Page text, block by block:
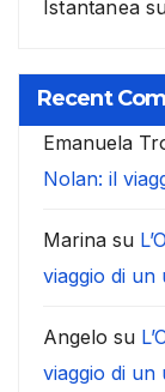
Istantanea
Recent
Emanuela
Nolan: il
Marina su
viaggio di un
Angelo su
viaggio di un